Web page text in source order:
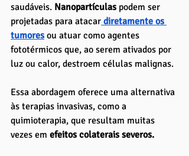
saudáveis. Nanopartículas podem ser
projetadas para atacar diretamente os
tumores ou atuar como agentes
fototérmicos que, ao serem ativados por
luz ou calor, destroem células malignas.
Essa abordagem oferece uma alternativa
às terapias invasivas, como a
quimioterapia, que resultam muitas
vezes em efeitos colaterais severos.